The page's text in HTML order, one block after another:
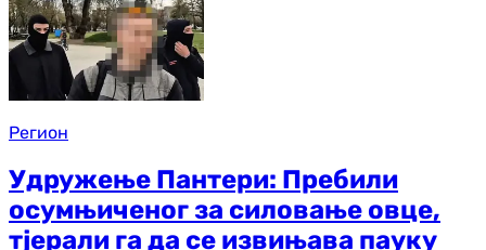
Регион
Удружење Пантери: Пребили
осумњиченог за силовање овце,
тјерали га да се извињава пауку